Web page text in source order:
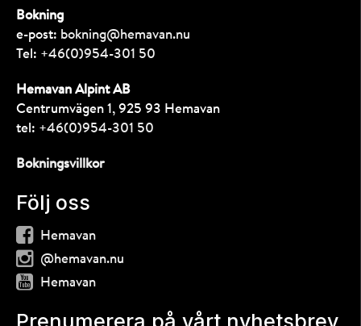
Bokning
e-post: bokning@hemavan.nu
Tel: +46(0)954-301 50
Hemavan Alpint AB
Centrumvägen 1, 925 93 Hemavan
tel: +46(0)954-301 50
Bokningsvillkor
Följ oss
Hemavan
@hemavan.nu
Hemavan